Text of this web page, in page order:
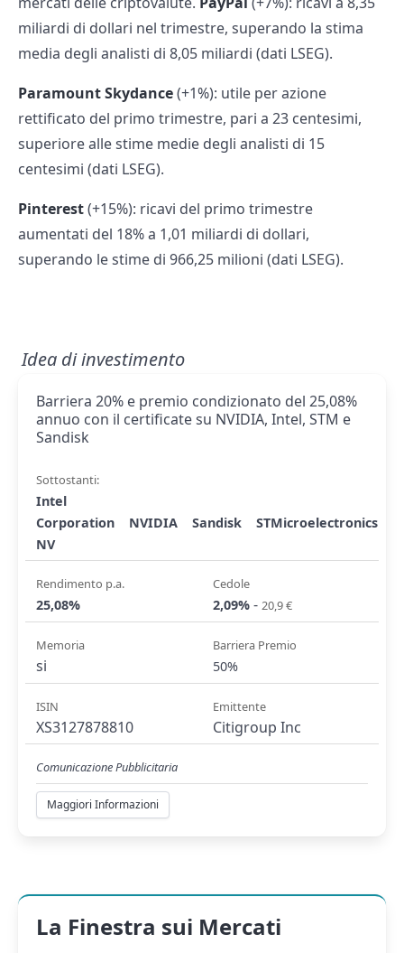
miliardi di dollari nel trimestre, superando la stima
media degli analisti di 8,05 miliardi (dati LSEG).
Paramount Skydance(+1%): utile per azione
rettificato del primo trimestre, pari a 23 centesimi,
superiore alle stime medie degli analisti di 15
centesimi (dati LSEG).
Pinterest(+15%): ricavi del primo trimestre
aumentati del 18% a 1,01 miliardi di dollari,
superando le stime di 966,25 milioni (dati LSEG).
Idea di investimento
Barriera 20% e premio condizionato del 25,08%
annuo con il certificate su NVIDIA, Intel, STM e
Sandisk
Sottostanti:
Intel
Corporation
NVIDIA Sandisk
STMicroelectronics
NV
Rendimento p.a.
25,08%
Cedole
2,09% - 20,9 €
Memoria
si
Barriera Premio
50%
ISIN
XS3127878810
Emittente
Citigroup Inc
Comunicazione Pubblicitaria
Maggiori Informazioni
La Finestra sui Mercati